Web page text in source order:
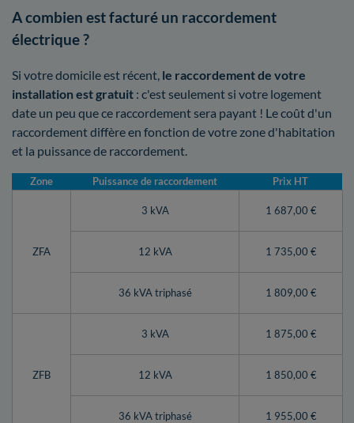
A combien est facturé un raccordement
électrique ?
Si votre domicile est récent, le raccordement de votre
installation est gratuit : c'est seulement si votre logement
date un peu que ce raccordement sera payant ! Le coût d'un
raccordement diffère en fonction de votre zone d'habitation
et la puissance de raccordement.
Zone Puissance de raccordement Prix HT
ZFA
3 kVA 1 687,00 €
12 kVA 1 735,00 €
36 kVA triphasé 1 809,00 €
ZFB
3 kVA 1 875,00 €
12 kVA 1 850,00 €
36 kVA triphasé 1 955,00 €